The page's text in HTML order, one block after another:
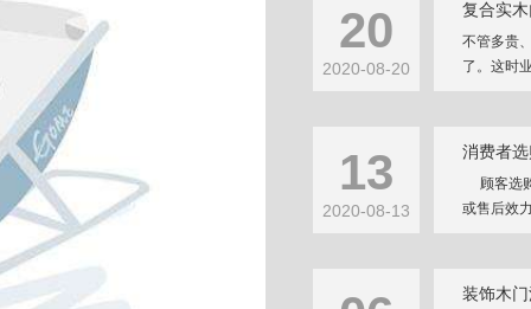
20
2020-08-20
复合实
不管多贵
了。这时
13
2020-08-13
消费者
顾客选
或售后效
装饰木